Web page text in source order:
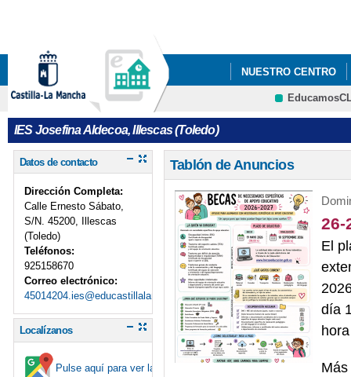
NUESTRO CENTRO
IES Josefina Aldecoa, Illescas (Toledo)
Datos de contacto
Dirección Completa:
Calle Ernesto Sábato,
S/N. 45200, Illescas
(Toledo)
Teléfonos:
925158670
Correo electrónico:
45014204.ies@educastillalamancha.es
Localízanos
Pulse aquí para ver la ubicación en el mapa
Tablón de Anuncios
26-
El
día